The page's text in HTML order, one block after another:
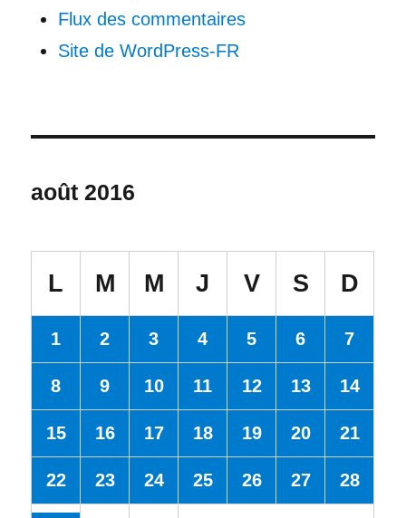
Flux des commentaires
Site de WordPress-FR
août 2016
L M M J V S D
1 2 3 4 5 6 7
8 9 10 11 12 13 14
15 16 17 18 19 20 21
22 23 24 25 26 27 28